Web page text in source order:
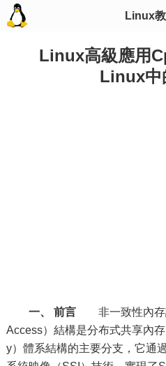
Linux
Linux高級應用
Linux中
一、 前言非一致性內存
Access）結構是分布式共享內
y）體系結構的主要分支，它通